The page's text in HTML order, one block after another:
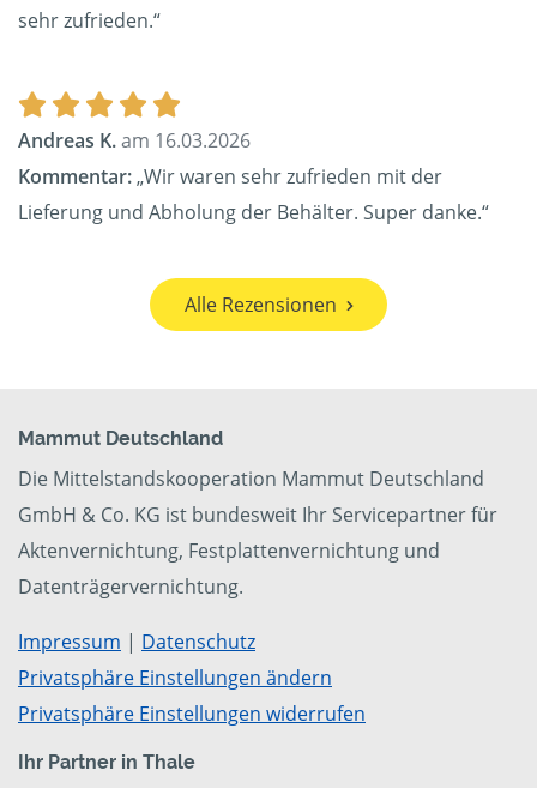
sehr zufrieden.“
Andreas K.am 16.03.2026
Kommentar:„Wir waren sehr zufrieden mit der
Lieferung und Abholung der Behälter. Super danke.“
Alle Rezensionen
Mammut Deutschland
Die Mittelstandskooperation Mammut Deutschland
GmbH & Co. KG ist bundesweit Ihr Servicepartner für
Aktenvernichtung, Festplattenvernichtung und
Datenträgervernichtung.
Impressum | Datenschutz
Privatsphäre Einstellungen ändern
Privatsphäre Einstellungen widerrufen
Ihr Partner in Thale